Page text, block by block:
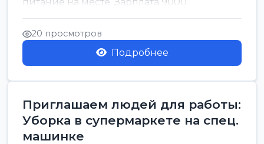
ndash;11000 (по должн...
20 просмотров
Подробнее
Приглашаем людей для работы:
Уборка в супермаркете на спец.
машинке